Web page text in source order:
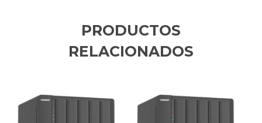
PRODUCTOS
RELACIONADOS